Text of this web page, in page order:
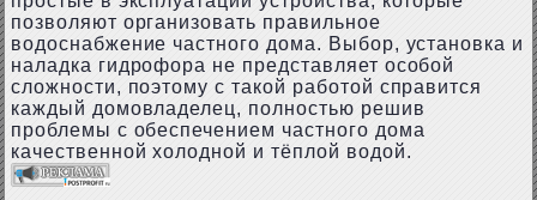
позволяют организовать правильное
водоснабжение частного дома. Выбор, установка и
наладка гидрофора не представляет особой
сложности, поэтому с такой работой справится
каждый домовладелец, полностью решив
проблемы с обеспечением частного дома
качественной холодной и тёплой водой.